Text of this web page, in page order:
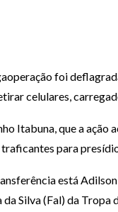
foi
celulares,
Itabuna, que a ação
para
está Adilson
Silva (Fal) da Tropa